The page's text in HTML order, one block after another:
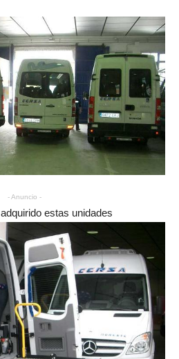
- Anuncio -
estas unidades